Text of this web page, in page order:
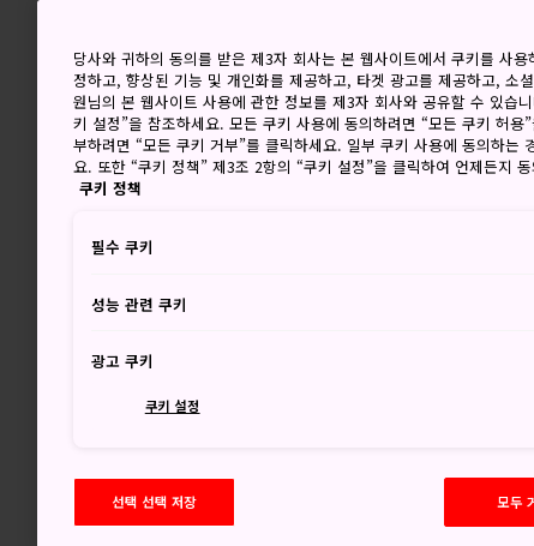
당사와 귀하의 동의를 받은 제3자 회사는 본 웹사이트에서 쿠키를 사
정하고, 향상된 기능 및 개인화를 제공하고, 타겟 광고를 제공하고, 소
원님의 본 웹사이트 사용에 관한 정보를 제3자 회사와 공유할 수 있습
키 설정”을 참조하세요. 모든 쿠키 사용에 동의하려면 “모든 쿠키 허용
부하려면 “모든 쿠키 거부”를 클릭하세요. 일부 쿠키 사용에 동의하는
요. 또한 “쿠키 정책” 제3조 2항의 “쿠키 설정”을 클릭하여 언제든지
쿠키 정책
필수 쿠키
성능 관련 쿠키
광고 쿠키
쿠키 설정
선택 선택 저장 모두